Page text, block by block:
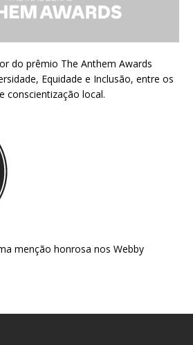
do prêmio The Anthem Awards
Equidade e Inclusão, entre os
conscientização local.
menção honrosa nos Webby